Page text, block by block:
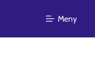
Meny